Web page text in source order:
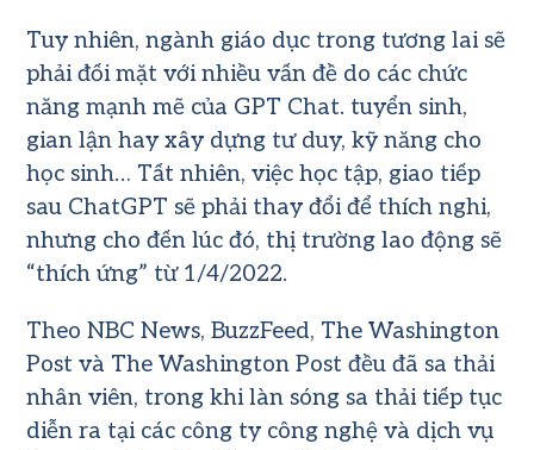
Tuy nhiên, ngành giáo dục trong tương lai sẽ
phải đối mặt với nhiều vấn đề do các chức
năng mạnh mẽ của GPT Chat. tuyển sinh,
gian lận hay xây dựng tư duy, kỹ năng cho
học sinh… Tất nhiên, việc học tập, giao tiếp
sau ChatGPT sẽ phải thay đổi để thích nghi,
nhưng cho đến lúc đó, thị trường lao động sẽ
“thích ứng” từ 1/4/2022.
Theo NBC News, BuzzFeed, The Washington
Post và The Washington Post đều đã sa thải
nhân viên, trong khi làn sóng sa thải tiếp tục
diễn ra tại các công ty công nghệ và dịch vụ